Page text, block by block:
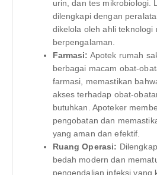
urin, dan tes mikrobiologi.
dilengkapi dengan
dikelola oleh ahli teknologi
berpengalaman.
Farmasi: Apotek rumah
berbagai macam obat-
farmasi, memastikan
akses terhadap obat-
butuhkan. Apoteker
pengobatan dan
yang aman dan efektif.
Ruang Operasi:
bedah modern dan
pengendalian infeksi yang